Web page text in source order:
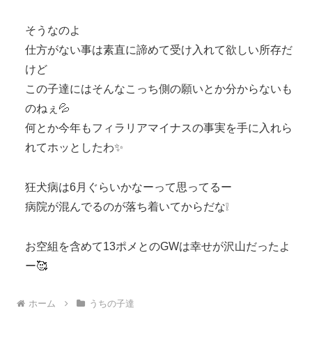
そうなのよ
仕方がない事は素直に諦めて受け入れて欲しい所存だ
けど
この子達にはそんなこっち側の願いとか分からないも
のねぇ💦
何とか今年もフィラリアマイナスの事実を手に入れら
れてホッとしたわ✨
狂犬病は6月ぐらいかなーって思ってるー
病院が混んでるのが落ち着いてからだな❕
お空組を含めて13ポメとのGWは幸せが沢山だったよ
ー🥰
ホーム うちの子達